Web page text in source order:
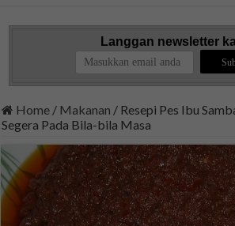
Langgan newsletter
Home / Makanan / Resepi Pes Ibu
Segera Pada Bila-bila Masa